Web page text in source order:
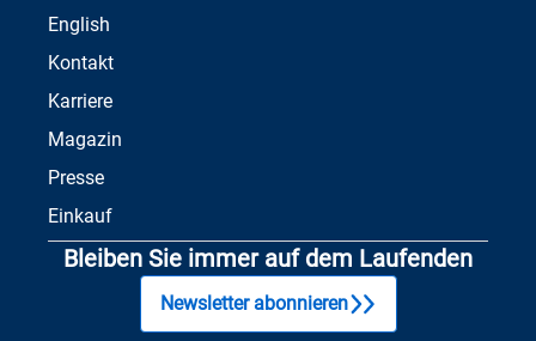
English
Kontakt
Karriere
Magazin
Presse
Einkauf